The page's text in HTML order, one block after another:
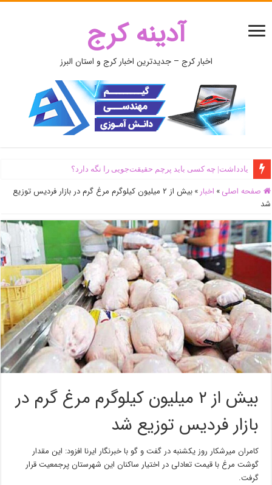
آدینه کرج
اخبار کرج – جدیدترین اخبار کرج و استان البرز
یادداشت| ‌چه کسی باید پرچم حقیقت‌جویی را نگه دارد؟
صفحه اصلی » اخبار »
بیش از ۲ میلیون کیلوگرم مرغ گرم در بازار فردیس توزیع
شد
بیش از ۲ میلیون کیلوگرم مرغ گرم در
بازار فردیس توزیع شد
کامران میرشکار روز یکشنبه در گفت و گو با خبرنگار ایرنا افزود: این مقدار
گوشت مرغ با قیمت تعادلی در اختیار ساکنان این شهرستان پرجمعیت قرار
گرفت.